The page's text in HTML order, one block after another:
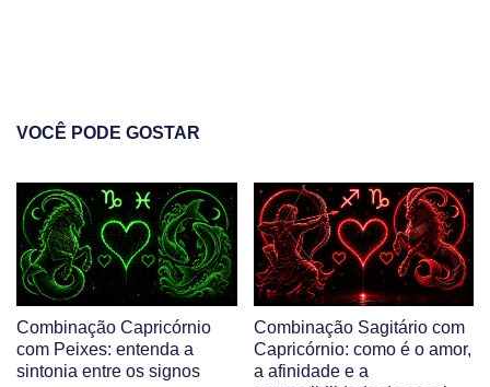
VOCÊ PODE GOSTAR
Combinação Capricórnio
com Peixes: entenda a
sintonia entre os signos
Combinação Sagitário com
Capricórnio: como é o amor,
a afinidade e a